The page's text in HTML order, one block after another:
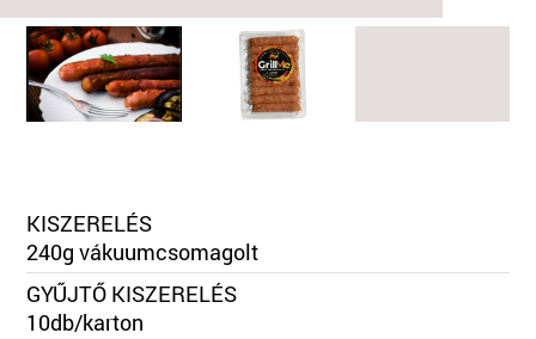
KISZERELÉS
240g vákuumcsomagolt
GYŰJTŐ KISZERELÉS
10db/karton